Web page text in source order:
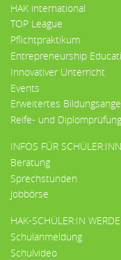
HAK international
TOP League
Pflichtpraktikum
Entrepreneurship
Innovativer Unterricht
Events
Erweitertes
Reife- und Diplomprüfung
INFOS FÜR
Beratung
Sprechstunden
Jobbörse
HAK-SCHÜLER:IN
Schulanmeldung
Schulvideo